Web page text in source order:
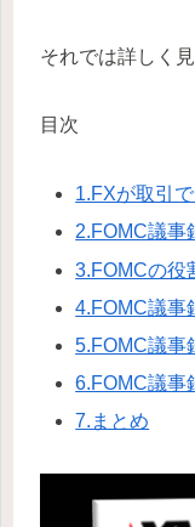
それでは詳しく
目次
1.FXが取引
2.FOMC議事
3.FOMCの役
4.FOMC議事
5.FOMC議事
6.FOMC議事
7.まとめ